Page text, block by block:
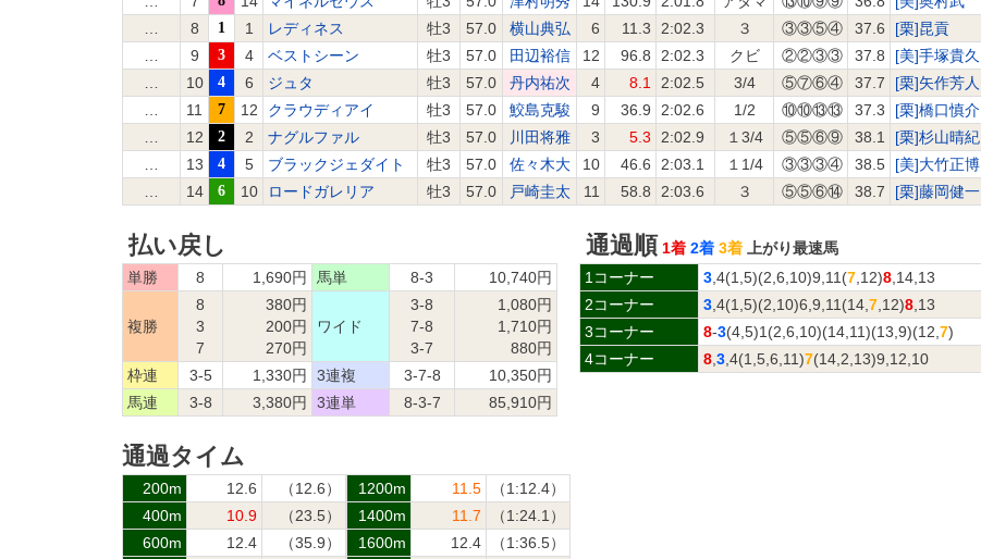
8 1 1 レディネス 牡3 57.0 横山典弘 6 11.3 2:02.3 ３ ③③⑤④ 37.6 [栗]昆貢
9 3 4 ベストシーン 牡3 57.0 田辺裕信 12 96.8 2:02.3 クビ ②②③③ 37.8 [美]手塚貴久
10 4 6 ジュタ 牡3 57.0 丹内祐次 4 8.1 2:02.5 3/4 ⑤⑦⑥④ 37.7 [栗]矢作芳人
11 7 12 クラウディアイ 牡3 57.0 鮫島克駿 9 36.9 2:02.6 1/2 ⑩⑩⑬⑬ 37.3 [栗]橋口慎介
12 2 2 ナグルファル 牡3 57.0 川田将雅 3 5.3 2:02.9 １3/4 ⑤⑤⑥⑨ 38.1 [栗]杉山晴紀
13 4 5 ブラックジェダイト 牡3 57.0 佐々木大 10 46.6 2:03.1 １1/4 ③③③④ 38.5 [美]大竹正博
14 6 10 ロードガレリア 牡3 57.0 戸崎圭太 11 58.8 2:03.6 ３ ⑤⑤⑥⑭ 38.7 [栗]藤岡健一
払い戻し
単勝 8 1,690円 馬単 8-3 10,740円
複勝
8
3
7
380円
200円
270円
ワイド
3-8
7-8
3-7
1,080円
1,710円
880円
枠連
3-5 1,330円 3連複 3-7-8
10,350円
馬連
3-8 3,380円 3連単 8-3-7 85,910円
通過順 1着 2着 3着
上がり最速馬
1コーナー
3 ,4(1,5)(2,6,10)9,11(7 ,12)8 ,14,13
2コーナー
3 ,4(1,5)(2,10)6,9,11(14, 7 ,12)8 ,13
3コーナー
8-3(4,5)1(2,6,10)(14,11)(13,9)(12, 7)
4コーナー
8 3 ,4(1,5,6,11)7(14,2,13)9,12,10
通過タイム
200m 12.6
（12.6）
400m
10.9
（23.5）
600m
12.4
（35.9）
1200m 11.5
（1:12.4）
1400m
11.7
（1:24.1）
1600m
12.4
（1:36.5）